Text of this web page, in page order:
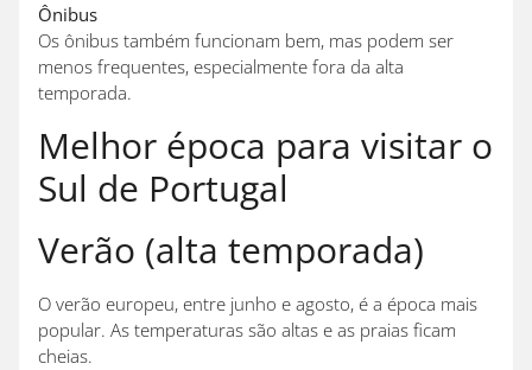
Ônibus
Os ônibus também funcionam bem, mas podem ser
menos frequentes, especialmente fora da alta
temporada.
Melhor época para visitar o
Sul de Portugal
Verão (alta temporada)
O verão europeu, entre junho e agosto, é a época mais
popular. As temperaturas são altas e as praias ficam
cheias.